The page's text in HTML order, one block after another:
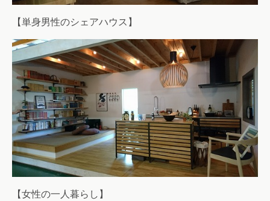
【単身男性のシェアハウス】
【女性の一人暮らし】